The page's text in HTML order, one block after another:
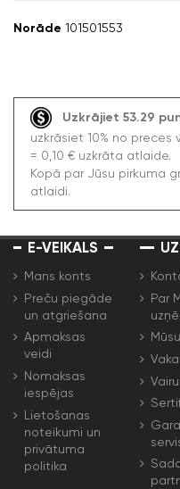
Norāde 101501553
Uzkrājiet 53.29
uzkrāsiet 10% no preces
= 0,10 € uzkrāta atlaide.
Kopā par Jūsu pirkuma
atlaidi.
E-VEIKALS
Mans konts
Preču piegāde
un atgriešana
Apmaksas
veidi
Nomaksas
iespējas
Lietošanas
noteikumi un
privātuma
politika
Par